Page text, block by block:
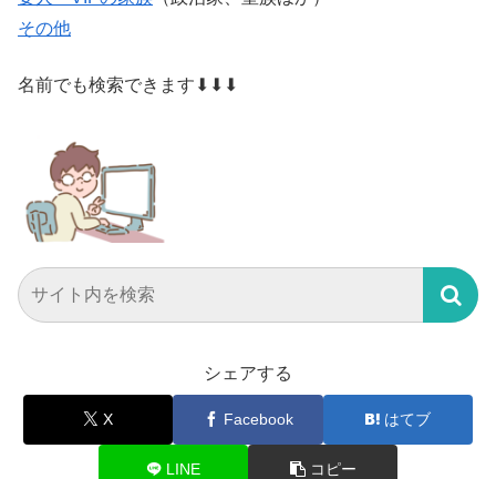
その他
名前でも検索できます⬇⬇⬇
シェアする
X Facebook はてブ
LINE コピー